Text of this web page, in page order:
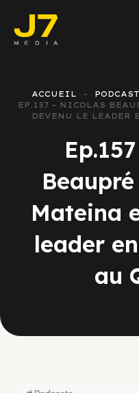
ACCUEIL
EP.157 - NICOLAS
DEVENU LE LEADER
Mateina
leader
au